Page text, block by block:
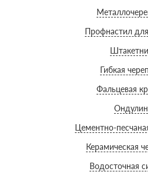
Профнастил
Гибкая
Фальцевая
Ондулин
Цементно-
Керамическая
Водосточная